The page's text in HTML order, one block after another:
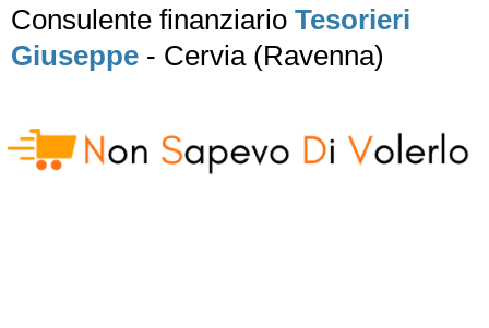
Consulente finanziario Tesorieri
Giuseppe - Cervia (Ravenna)